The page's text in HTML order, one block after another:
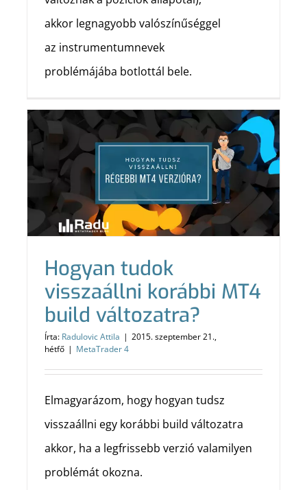
akkor legnagyobb valószínűséggel
az instrumentumnevek
problémájába botlottál bele.
Hogyan tudok
visszaállni korábbi MT4
build változatra?
Írta: Radulovic Attila | 2015. szeptember 21.,
hétfő | MetaTrader 4
Elmagyarázom, hogy hogyan tudsz
visszaállni egy korábbi build változatra
akkor, ha a legfrissebb verzió valamilyen
problémát okozna.